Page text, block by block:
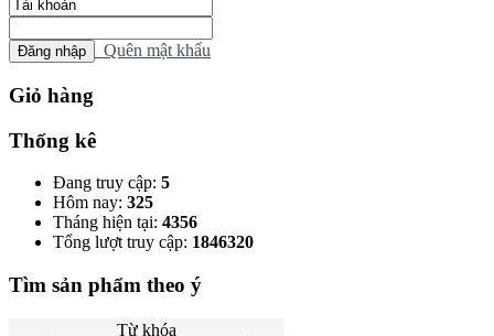
Quên mật khẩu
Giỏ hàng
Thống kê
Đang truy cập: 5
Hôm nay: 325
Tháng hiện tại: 4356
Tổng lượt truy cập: 1846320
Tìm sản phẩm theo ý
Từ khóa